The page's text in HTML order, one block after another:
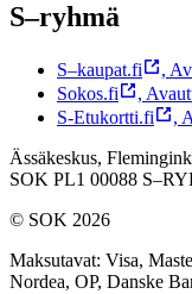
S–ryhmä
S–kaupat.fi ,
Sokos.fi
,
S-Etukortti.fi
,
Ässäkeskus,
SOK PL1 00088
© SOK 2026
Maksutavat: Visa,
Nordea, OP, Danske